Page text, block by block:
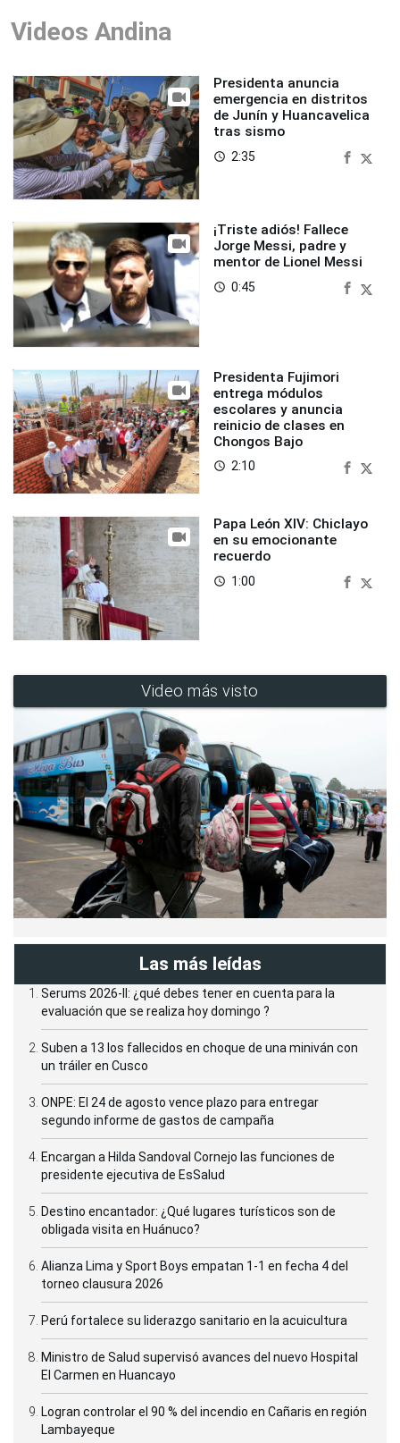
Videos Andina
Presidenta anuncia
emergencia en distritos
de Junín y Huancavelica
tras sismo
access_time 2:35
¡Triste adiós! Fallece
Jorge Messi, padre y
mentor de Lionel Messi
access_time 0:45
Presidenta Fujimori
entrega módulos
escolares y anuncia
reinicio de clases en
Chongos Bajo
access_time 2:10
Papa León XIV: Chiclayo
en su emocionante
recuerdo
access_time 1:00
Video más visto
Las más leídas
Serums 2026-II: ¿qué debes tener en cuenta para la
evaluación que se realiza hoy domingo ?
Suben a 13 los fallecidos en choque de una miniván con
un tráiler en Cusco
ONPE: El 24 de agosto vence plazo para entregar
segundo informe de gastos de campaña
Encargan a Hilda Sandoval Cornejo las funciones de
presidente ejecutiva de EsSalud
Destino encantador: ¿Qué lugares turísticos son de
obligada visita en Huánuco?
Alianza Lima y Sport Boys empatan 1-1 en fecha 4 del
torneo clausura 2026
Perú fortalece su liderazgo sanitario en la acuicultura
Ministro de Salud supervisó avances del nuevo Hospital
El Carmen en Huancayo
Logran controlar el 90 % del incendio en Cañaris en región
Lambayeque